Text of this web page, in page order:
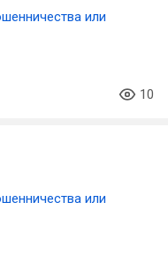
или
10
или